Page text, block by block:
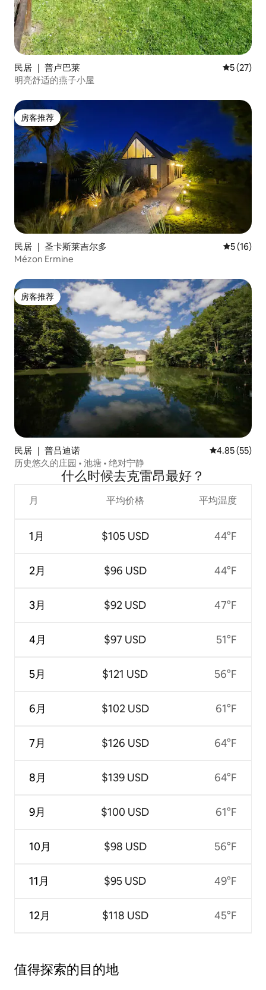
民居 ｜ 普卢巴莱 平均评分
5 (27)
明亮舒适的燕子小屋
房客推荐
房客推荐
民居 ｜ 圣卡斯莱吉尔多 平均评分
5 (16)
Mézon Ermine
房客推荐
房客推荐
民居 ｜ 普吕迪诺 平均评分
4.85 (55)
历史悠久的庄园 • 池塘 • 绝对宁静
什么时候去克雷昂最好？
月
1月
2月
3月
4月
5月
6月
7月
8月
9月
10月
11月
12月
平均价格
$105 USD
$96 USD
$92 USD
$97 USD
$121 USD
$102 USD
$126 USD
$139 USD
$100 USD
$98 USD
$95 USD
$118 USD
平均温度
44°F
44°F
47°F
51°F
56°F
61°F
64°F
64°F
61°F
56°F
49°F
45°F
值得探索的目的地